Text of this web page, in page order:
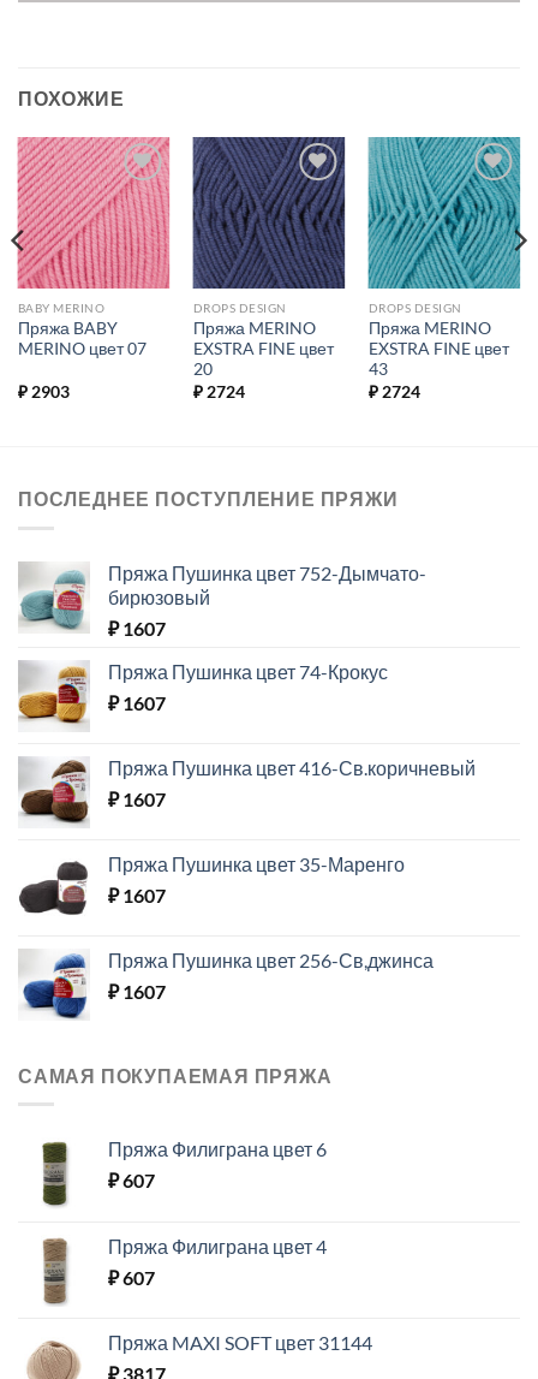
ПОХОЖИЕ
Добавить в
избранное.
BABY MERINO
Пряжа BABY
MERINO цвет 07
₽2903
Добавить в
избранное.
DROPS DESIGN
Пряжа MERINO
EXSTRA FINE цвет
20
₽2724
Добавить в
избранное.
DROPS DESIGN
Пряжа MERINO
EXSTRA FINE цвет
43
₽2724
ПОСЛЕДНЕЕ ПОСТУПЛЕНИЕ ПРЯЖИ
Пряжа Пушинка цвет 752-Дымчато-
бирюзовый
₽1607
Пряжа Пушинка цвет 74-Крокус
₽1607
Пряжа Пушинка цвет 416-Св.коричневый
₽1607
Пряжа Пушинка цвет 35-Маренго
₽1607
Пряжа Пушинка цвет 256-Св,джинса
₽1607
САМАЯ ПОКУПАЕМАЯ ПРЯЖА
Пряжа Филиграна цвет 6
₽607
Пряжа Филиграна цвет 4
₽607
Пряжа MAXI SOFT цвет 31144
₽3817